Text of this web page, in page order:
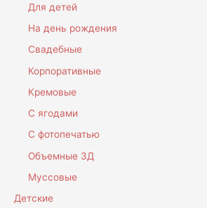
Для детей
На день рождения
Свадебные
Корпоративные
Кремовые
С ягодами
С фотопечатью
Объемные 3Д
Муссовые
Детские